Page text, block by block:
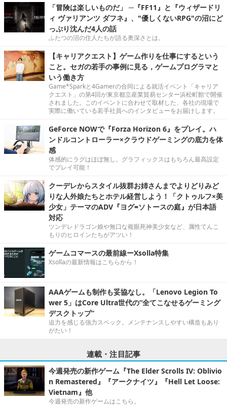
「冒険は楽しいものだ」 ─『FF11』と『ウィザードリ
ィ ヴァリアンツ ダフネ』、"優しくないRPG"の沼にど
っぷり沈んだ4人の話
ふたつの沼の住人たちが語る奥深さとは。
【キャリアクエスト】ゲーム作りを仕事にするという
こと。セガの若手の事例に見る，ゲームプログラマと
いう働き方
Game*Sparkと4Gamerの合同による就活イベント「キャリア
クエスト」の第4回が東京都立産業貿易センター浜松町館で開催
されました。このイベントに合わせて取材した、各社の現場で
実際に働いている若手社員へのインタビューをお届けします。
GeForce NOWで『Forza Horizon 6』をプレイ。ハ
ンドルコントローラー×クラウドゲーミングの底力を体
感
体感的にラグはほぼ無し。グラフィックスはもちろん最高設定
でプレイ可能！
クーデレからスタイル抜群お姉さんまでよりどりみど
りな人外娘たちとホテル経営しよう！「クトゥルフ×美
少女」テーマのADV『ヨグ=ソトースの庭』が日本語
対応
ツンデレドラゴン娘や無口な複眼死神美少女など、属性てんこ
もりのヒロインたちがアツい！
ゲームコマースの最前線ーXsolla特集
Xsollaの最新情報はこちらから！
AAAゲームも制作も妥協なし。「Lenovo Legion To
wer 5」はCore Ultra世代の“全てこなせるゲーミング
デスクトップ”
迫力を感じる強力スペック。メンテナンスしやすい構造もあり
がたい！
連載・注目記事
今週発売の新作ゲーム『The Elder Scrolls IV: Oblivio
n Remastered』『アークナイツ』『Hell Let Loose:
Vietnam』他
今週発売の新作ゲームはこちら。